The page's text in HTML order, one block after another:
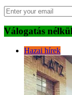
Válogatás
Hazai hírek